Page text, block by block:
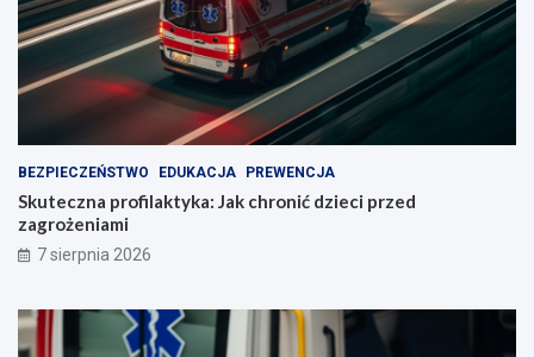
BEZPIECZEŃSTWO EDUKACJA PREWENCJA
Skuteczna profilaktyka: Jak chronić dzieci przed
zagrożeniami
7 sierpnia 2026